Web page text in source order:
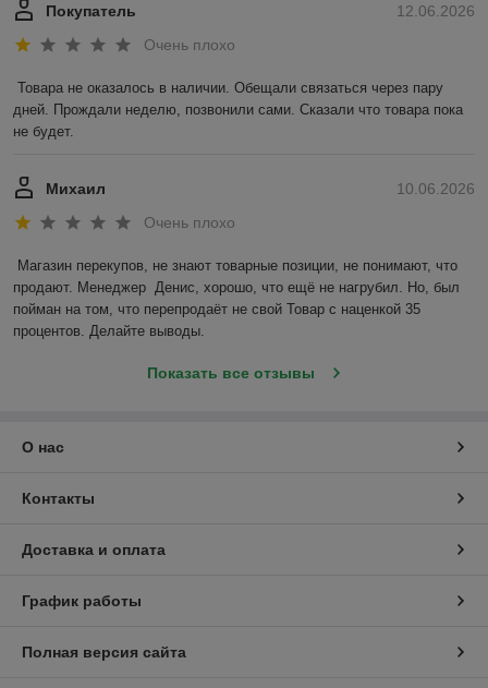
12.06.2026
Покупатель
Очень плохо
Товара не оказалось в наличии. Обещали связаться через пару
дней. Прождали неделю, позвонили сами. Сказали что товара пока
не будет.
10.06.2026
Михаил
Очень плохо
Магазин перекупов, не знают товарные позиции, не понимают, что
продают. Менеджер  Денис, хорошо, что ещё не нагрубил. Но, был
пойман на том, что перепродаёт не свой Товар с наценкой 35
процентов. Делайте выводы.
Показать все отзывы
О нас
Контакты
Доставка и оплата
График работы
Полная версия сайта